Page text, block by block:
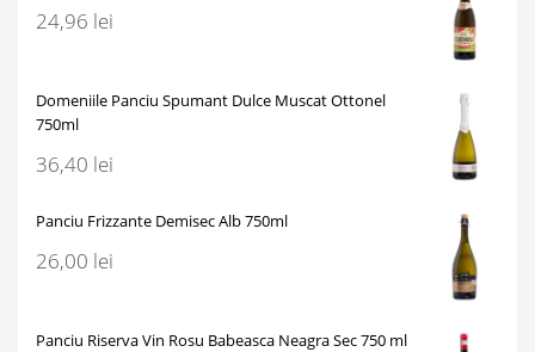
24,96 lei
Domeniile Panciu Spumant Dulce Muscat Ottonel
750ml
36,40 lei
Panciu Frizzante Demisec Alb 750ml
26,00 lei
Panciu Riserva Vin Rosu Babeasca Neagra Sec 750 ml